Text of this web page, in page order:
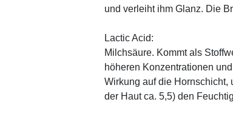
und verleiht ihm Glanz. Die
Lactic Acid:
Milchsäure. Kommt als
höheren Konzentrationen
Wirkung auf die Hornschicht,
der Haut ca. 5,5) den